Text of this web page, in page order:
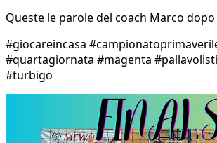
Queste le parole del coach Marco
#giocareincasa
#quartagiornata #magenta
#turbigo